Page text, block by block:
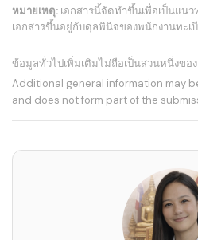
หมายเหตุ: เอกสารนี้จัดทำขึ้นเพื่อเป็นแน
เอกสารขึ้นอยู่กับดุลพินิจของพนักงานทะเ
ข้อมูลทั่วไปเพิ่มเติมไม่ถือเป็นส่วนหนึ่งขอ
Additional general information may
and does not form part of the